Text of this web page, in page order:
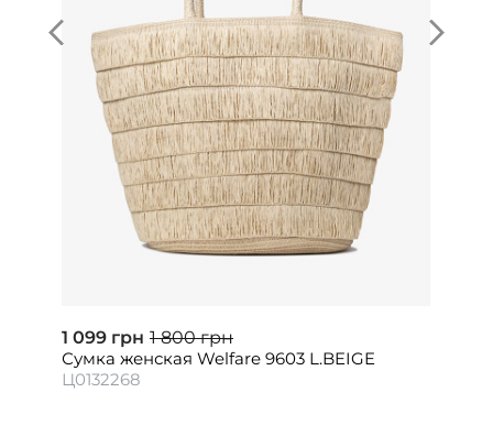
1 099 грн 1 800 грн
Сумка женская Welfare 9603 L.BEIGE
Ц0132268